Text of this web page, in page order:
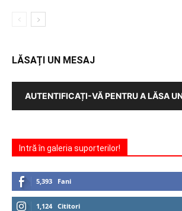
LĂSAȚI UN MESAJ
AUTENTIFICAȚI-VĂ PENTRU A LĂSA
Intră în galeria suporterilor!
5,393 Fani
1,124 Cititori